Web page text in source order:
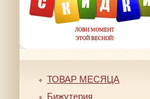
ТОВАР МЕСЯЦА
Бижутерия